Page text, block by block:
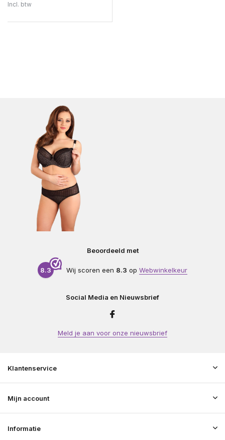
Incl. btw
Beoordeeld met
8.3 Wij scoren een 8.3 op Webwinkelkeur
Social Media en Nieuwsbrief
Meld je aan voor onze nieuwsbrief
Klantenservice
Mijn account
Informatie